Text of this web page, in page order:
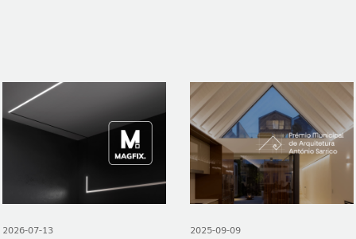
2026-07-13 2025-09-09